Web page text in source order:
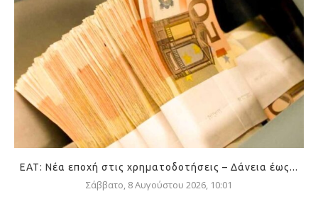
ΕΑΤ: Νέα εποχή στις χρηματοδοτήσεις – Δάνεια έως...
Σάββατο, 8 Αυγούστου 2026, 10:01